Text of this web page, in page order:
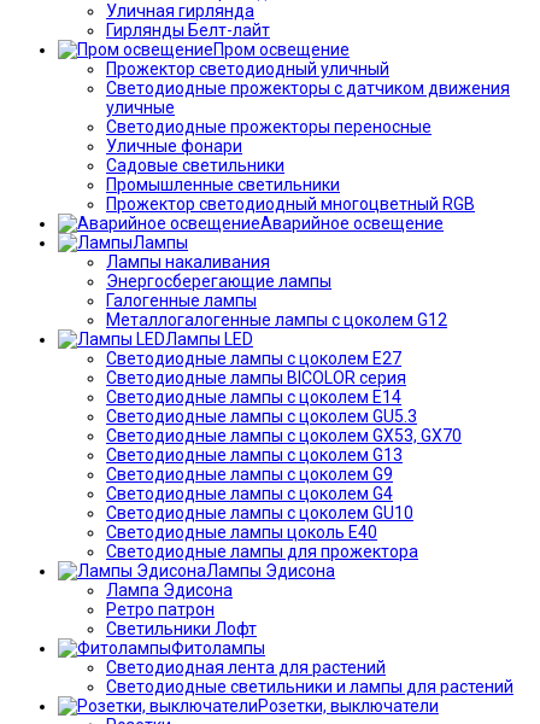
Уличная гирлянда
Гирлянды Белт-лайт
Пром освещение
Прожектор светодиодный уличный
Светодиодные прожекторы с датчиком движения
уличные
Светодиодные прожекторы переносные
Уличные фонари
Садовые светильники
Промышленные светильники
Прожектор светодиодный многоцветный RGB
Аварийное освещение
Лампы
Лампы накаливания
Энергосберегающие лампы
Галогенные лампы
Металлогалогенные лампы с цоколем G12
Лампы LED
Светодиодные лампы с цоколем E27
Светодиодные лампы BICOLOR серия
Светодиодные лампы с цоколем E14
Светодиодные лампы с цоколем GU5.3
Светодиодные лампы с цоколем GX53, GX70
Светодиодные лампы с цоколем G13
Светодиодные лампы с цоколем G9
Светодиодные лампы с цоколем G4
Светодиодные лампы с цоколем GU10
Светодиодные лампы цоколь Е40
Светодиодные лампы для прожектора
Лампы Эдисона
Лампа Эдисона
Ретро патрон
Светильники Лофт
Фитолампы
Светодиодная лента для растений
Светодиодные светильники и лампы для растений
Розетки, выключатели